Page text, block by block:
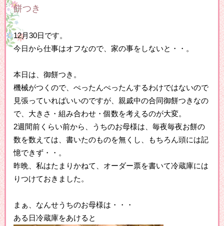
餅つき
12月30日です。
今日から仕事はオフなので、家の事をしないと・・。
本日は、御餅つき。
機械がつくので、ぺったんぺったんするわけではないので
見張っていればいいのですが、親戚中の合同御餅つきなの
で、大きさ・組み合わせ・個数を考えるのが大変。
2週間前くらい前から、うちのお母様は、毎夜毎夜お餅の
数を数えては、書いたのものを無くし、もちろん頭には記
憶できず・・。
昨晩、私はたまりかねて、オーダー票を書いて冷蔵庫には
りつけておきました。
まぁ、なんせうちのお母様は・・・
ある日冷蔵庫をあけると